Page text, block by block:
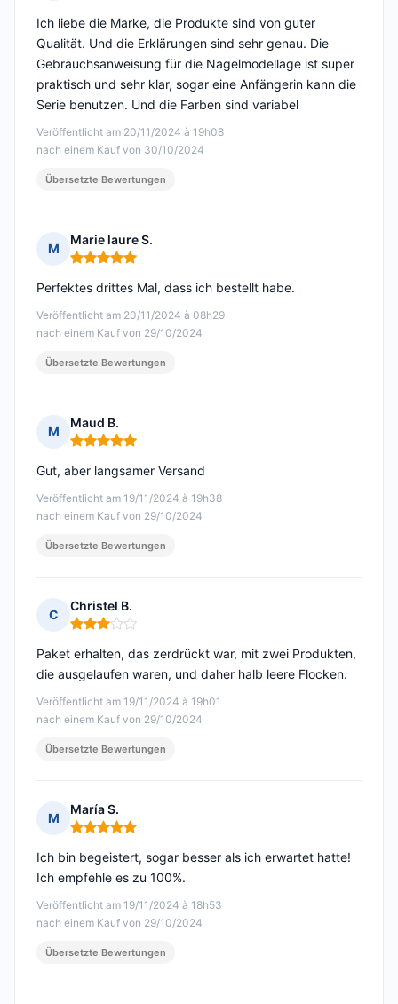
Veröffentlicht am 20/11/2024 à 19h08
nach einem Kauf von 30/10/2024
Ich liebe die Marke, die Produkte sind von guter
Qualität. Und die Erklärungen sind sehr genau. Die
Gebrauchsanweisung für die Nagelmodellage ist super
praktisch und sehr klar, sogar eine Anfängerin kann die
Serie benutzen. Und die Farben sind variabel
Übersetzte Bewertungen
M
Marie laure S.
Hinweis: 5 von 5
Veröffentlicht am 20/11/2024 à 08h29
nach einem Kauf von 29/10/2024
Perfektes drittes Mal, dass ich bestellt habe.
Übersetzte Bewertungen
M
Maud B.
Hinweis: 5 von 5
Veröffentlicht am 19/11/2024 à 19h38
nach einem Kauf von 29/10/2024
Gut, aber langsamer Versand
Übersetzte Bewertungen
C
Christel B.
Hinweis: 3 von 5
Veröffentlicht am 19/11/2024 à 19h01
nach einem Kauf von 29/10/2024
Paket erhalten, das zerdrückt war, mit zwei Produkten,
die ausgelaufen waren, und daher halb leere Flocken.
Übersetzte Bewertungen
M
María S.
Hinweis: 5 von 5
Veröffentlicht am 19/11/2024 à 18h53
nach einem Kauf von 29/10/2024
Ich bin begeistert, sogar besser als ich erwartet hatte!
Ich empfehle es zu 100%.
Übersetzte Bewertungen